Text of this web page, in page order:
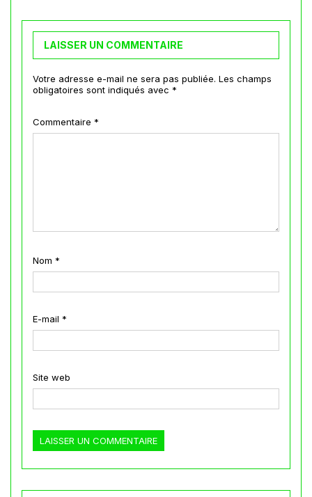
LAISSER UN COMMENTAIRE
Votre adresse e-mail ne sera pas publiée. Les champs
obligatoires sont indiqués avec *
Commentaire *
Nom *
E-mail *
Site web